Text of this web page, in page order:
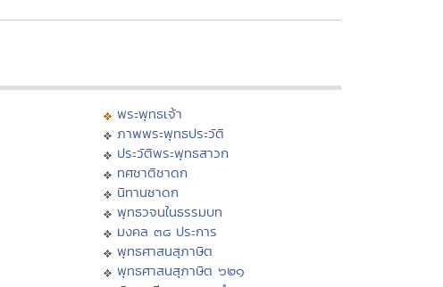
พระพุทธเจ้า
ภาพพระพุทธประวัติ
ประวัติพระพุทธสาวก
ทศชาติชาดก
นิทานชาดก
พุทธวจนในธรรมบท
มงคล ๓๘ ประการ
พุทธศาสนสุภาษิต
พุทธศาสนสุภาษิต ๖๒๑